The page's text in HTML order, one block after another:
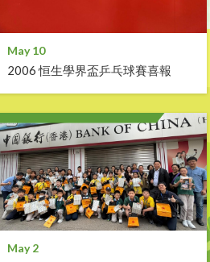
May 10
2006 恒生學界盃乒乓球賽喜報
May 2